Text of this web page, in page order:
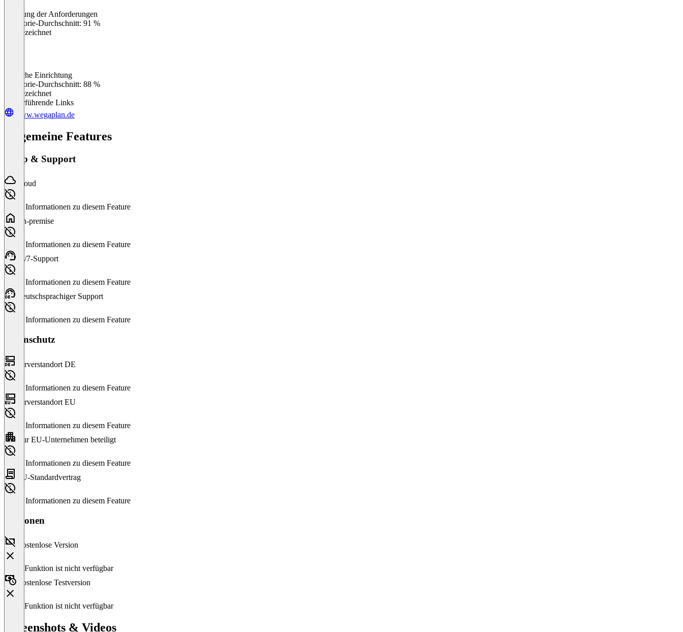
Erfüllung der Anforderungen
Kategorie-Durchschnitt: 91 %
Ausgezeichnet
Einfache Einrichtung
Kategorie-Durchschnitt: 88 %
Ausgezeichnet
Weiterführende Links
www.wegaplan.de
Allgemeine Features
Setup & Support
Cloud
Keine Informationen zu diesem Feature
On-premise
Keine Informationen zu diesem Feature
24/7-Support
Keine Informationen zu diesem Feature
Deutschsprachiger Support
Keine Informationen zu diesem Feature
Datenschutz
Serverstandort DE
Keine Informationen zu diesem Feature
Serverstandort EU
Keine Informationen zu diesem Feature
Nur EU-Unternehmen beteiligt
Keine Informationen zu diesem Feature
EU-Standardvertrag
Keine Informationen zu diesem Feature
Versionen
Kostenlose Version
Diese Funktion ist nicht verfügbar
Kostenlose Testversion
Diese Funktion ist nicht verfügbar
Screenshots & Videos